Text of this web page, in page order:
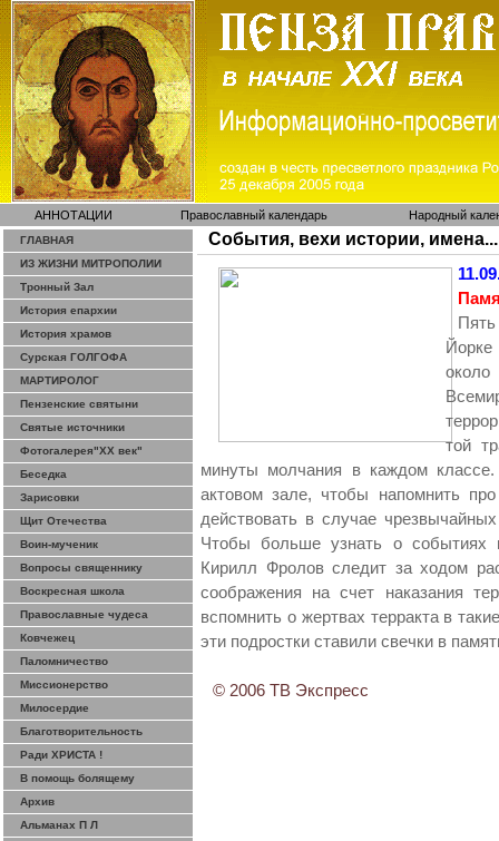
АННОТАЦИИ Православный календарь Народный
ГЛАВНАЯ
ИЗ ЖИЗНИ МИТРОПОЛИИ
Тронный Зал
История епархии
История храмов
Сурская ГОЛГОФА
МАРТИРОЛОГ
Пензенские святыни
Святые источники
Фотогалерея"ХХ век"
Беседка
Зарисовки
Щит Отечества
Воин-мученик
Вопросы священнику
Воскресная школа
Православные чудеса
Ковчежец
Паломничество
Миссионерство
Милосердие
Благотворительность
Ради ХРИСТА !
В помощь болящему
Архив
Альманах П Л
События, вехи истории, имена...
той
минуты молчания в каждом
актовом зале, чтобы напомнить
действовать в случае
Чтобы больше узнать о событиях
Кирилл Фролов следит за ходом
соображения на счет наказания
вспомнить о жертвах террактав
эти подростки ставили свечки в
© 2006 ТВ Экспресс